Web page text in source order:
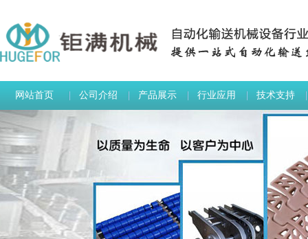
网站首页 公司介绍 产品展示 行业应用 技术支持